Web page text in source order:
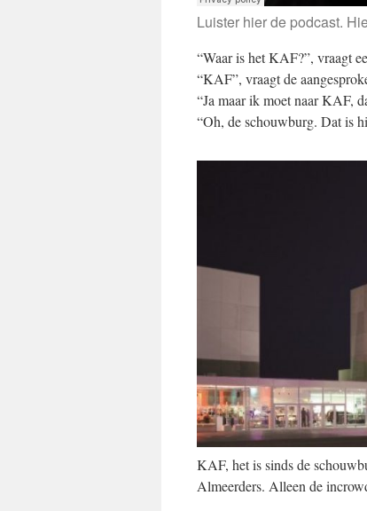
Luister hier de podcast.
“Waar is het KAF?”, vraagt
“KAF”, vraagt de
“Ja maar ik moet naar KAF,
“Oh, de schouwburg. Dat is
KAF, het is sinds de
Almeerders. Alleen de